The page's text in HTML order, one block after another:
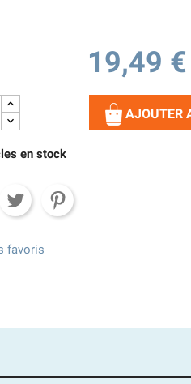
19,49 €
AJOUTER
en stock
favoris